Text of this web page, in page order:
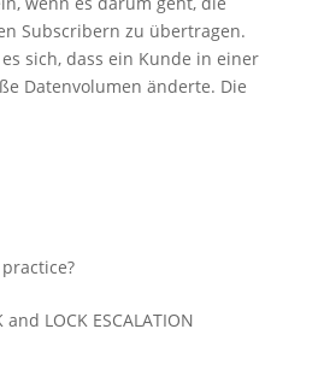
Subscribern zu übertragen.
sich, dass ein Kunde in einer
Datenvolumen änderte. Die
practice?
LOCK ESCALATION